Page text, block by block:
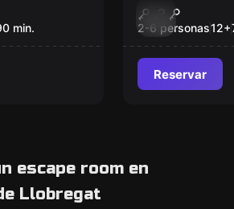
min.
Malum
2-6 personas12+
Reservar
escape room en
Llobregat